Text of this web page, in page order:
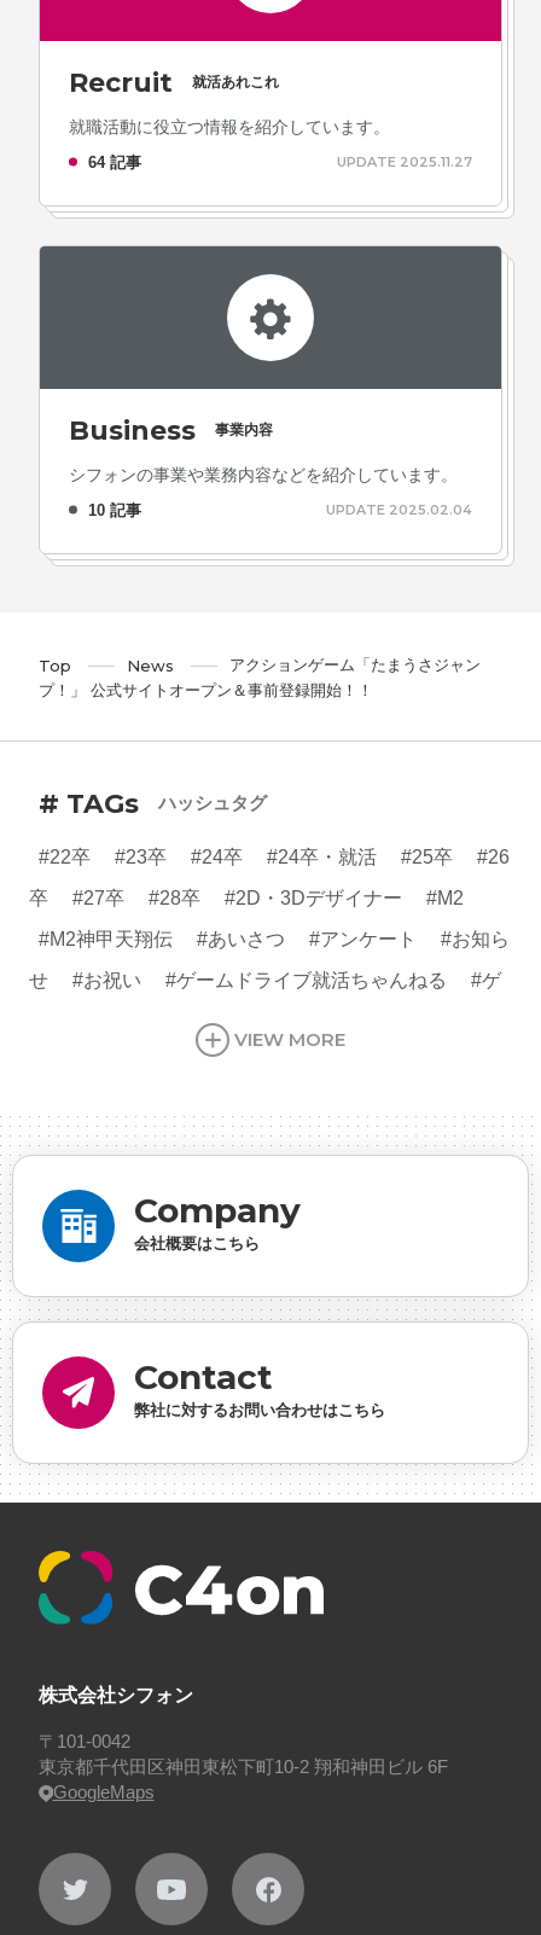
Recruit 就活あれこれ
就職活動に役立つ情報を紹介しています。
64 記事 UPDATE 2025.11.27
Business 事業内容
シフォンの事業や業務内容などを紹介しています。
10 記事 UPDATE 2025.02.04
Top News
アクションゲーム「たまうさジャン
プ！」 公式サイトオープン＆事前登録開始！！
# TAGs ハッシュタグ
#22卒 #23卒 #24卒 #24卒・就活 #25卒
#26
卒
#27卒 #28卒 #2D・3Dデザイナー
#M2
#M2神甲天翔伝
#あいさつ #アンケート
#お知ら
せ
#お祝い #ゲームドライブ就活ちゃんねる
#ゲ
#ゲーム開発
#シフォンめし
デザイナー
#プランナー #プログラマー
#プログ
ラム愛
事業実績
#事業紹介 #仕事紹介
#休業日
らん
#健康企業宣言 #健康優良法人 #入社式
#
理・ゲームPM
#勉強会
に理解した
#採用
#採用向け #新卒 #新卒採用
#歓迎会
ュー
#福利厚生
プロジェクト・サービス
#行事
VIEW MORE
Company
会社概要はこちら
Contact
弊社に対するお問い合わせはこちら
株式会社シフォン
〒101-0042
東京都千代田区神田東松下町10-2 翔和神田ビル 6F
GoogleMaps